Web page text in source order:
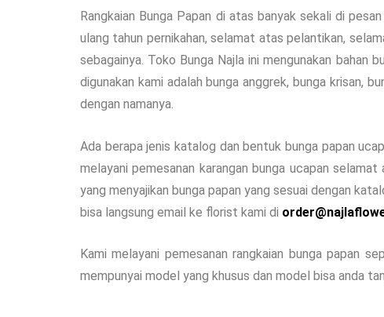
Rangkaian Bunga Papan di atas banyak sekali di
ulang tahun pernikahan, selamat atas pelantikan,
sebagainya. Toko Bunga Najla ini mengunakan
digunakan kami adalah bunga anggrek, bunga krisan,
dengan namanya.
Ada berapa jenis katalog dan bentuk bunga papan
melayani pemesanan karangan bunga ucapan
yang menyajikan bunga papan yang sesuai dengan
bisa langsung email ke florist kami di
Kami melayani pemesanan rangkaian bunga papan
mempunyai model yang khusus dan model bisa anda